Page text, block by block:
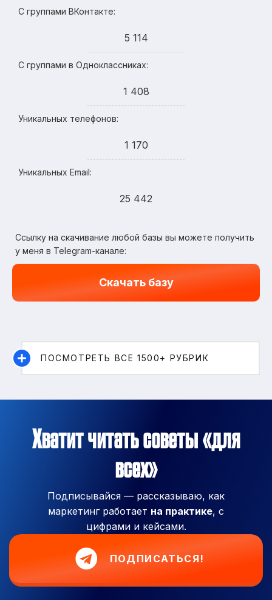
С группами ВКонтакте:
5 114
С группами в Одноклассниках:
1 408
Уникальных телефонов:
1 170
Уникальных Email:
25 442
Ссылку на скачивание любой базы вы можете получить
у меня в Telegram-канале:
Скачать базу
ПОСМОТРЕТЬ ВСЕ 1500+ РУБРИК
Хватит читать советы «для
всех»
Подписывайся — рассказываю, как
маркетинг работает на практике, с
цифрами и кейсами.
ПОДПИСАТЬСЯ!